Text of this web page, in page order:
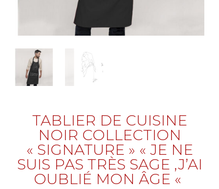
TABLIER DE CUISINE
NOIR COLLECTION
« SIGNATURE » « JE NE
SUIS PAS TRÈS SAGE ,J’AI
OUBLIÉ MON ÂGE «